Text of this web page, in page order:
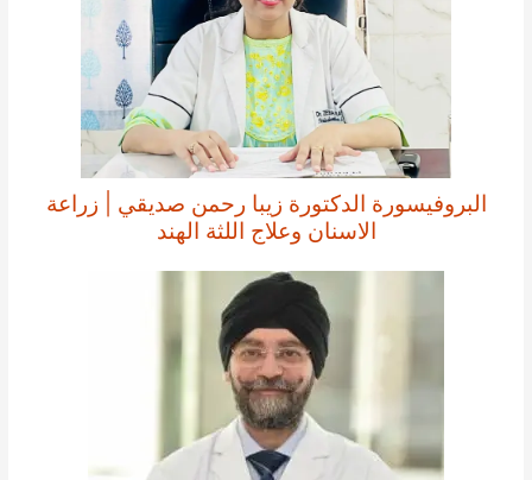
البروفيسورة الدكتورة زيبا رحمن صديقي | زراعة
الاسنان وعلاج اللثة الهند